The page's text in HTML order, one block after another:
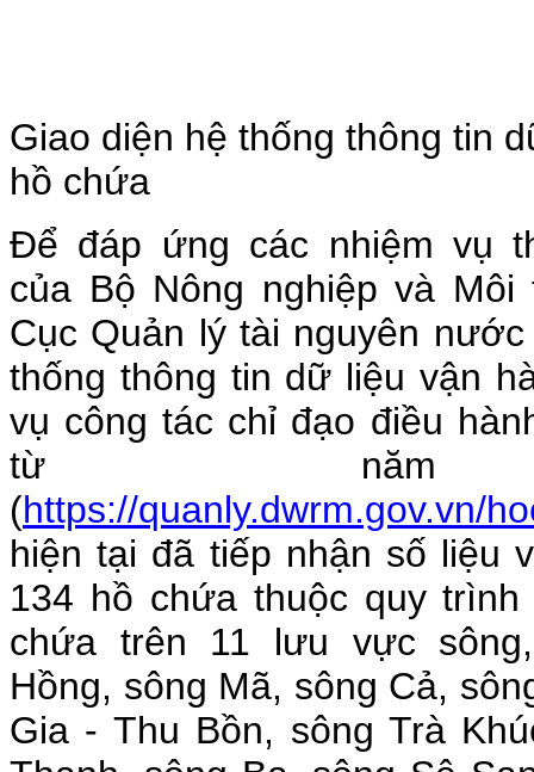
Giao diện hệ thống thông tin
hồ chứa
Để đáp ứng các nhiệm vụ
của Bộ Nông nghiệp và Môi
Cục Quản lý tài nguyên
thống thông tin dữ liệu vận
vụ công tác chỉ đạo điều
từ năm
(https://quanly.dwrm.gov.vn/
hiện tại đã tiếp nhận số liệu
134 hồ chứa thuộc quy
chứa trên 11 lưu vực
Hồng, sông Mã, sông Cả,
Gia - Thu Bồn, sông Trà